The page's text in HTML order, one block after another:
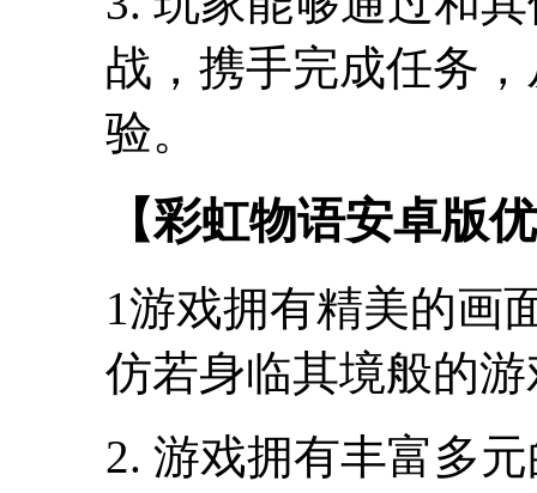
战，携手完成任务
验。
【彩虹物语安卓版
1游戏拥有精美的画
仿若身临其境般的
2. 游戏拥有丰富多